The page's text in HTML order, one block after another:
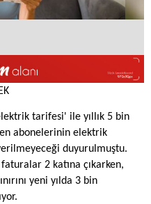
tarifesi' ile yıllık 5 bin
abonelerinin elektrik
duyurulmuştu.
2 katına çıkarken,
yeni yılda 3 bin